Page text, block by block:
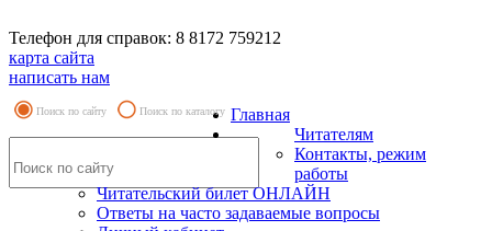
Телефон для справок: 8 8172 759212
карта сайта
написать нам
Поиск по сайту Поиск по каталогу Главная
Читателям
Контакты, режим
работы
Читательский билет ОНЛАЙН
Ответы на часто задаваемые вопросы